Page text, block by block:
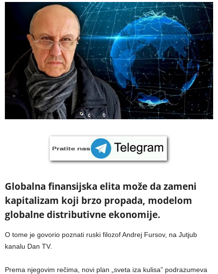
Globalna finansijska elita može da zameni
kapitalizam koji brzo propada, modelom
globalne distributivne ekonomije.
O tome je govorio poznati ruski filozof Andrej Fursov, na Jutjub
kanalu Dan TV.
Prema njegovim rečima, novi plan „sveta iza kulisa” podrazumeva